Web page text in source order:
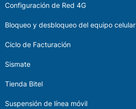
Configuración de Red 4G
Bloqueo y desbloqueo del equipo celular
Ciclo de Facturación
Sismate
Tienda Bitel
Suspensión de línea móvil